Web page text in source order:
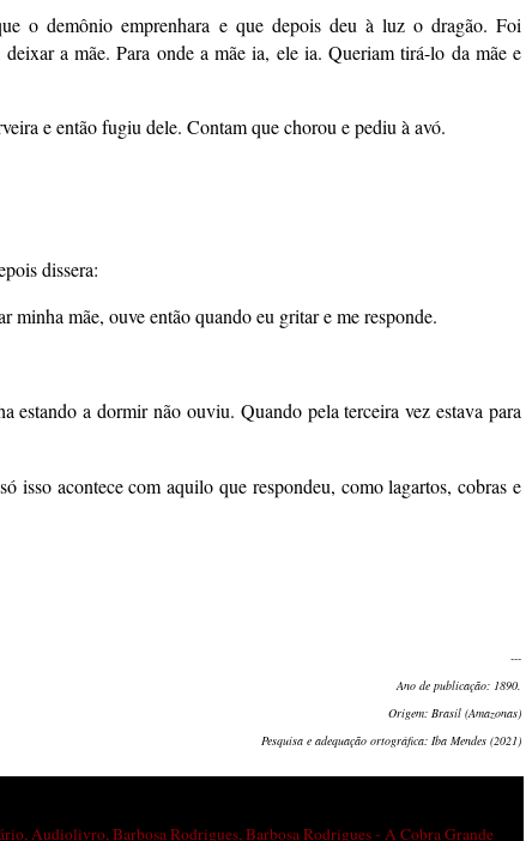
o demônio emprenhara e que depois deu à luz o dragão. Foi
a mãe. Para onde a mãe ia, ele ia. Queriam tirá-lo da mãe e
e então fugiu dele. Contam que chorou e pediu à avó.
dissera:
mãe, ouve então quando eu gritar e me responde.
estando a dormir não ouviu. Quando pela terceira vez estava para
isso acontece com aquilo que respondeu, como lagartos, cobras e
---
Ano de publicação: 1890.
Origem: Brasil (Amazonas)
Pesquisa e adequação ortográfica: Iba Mendes (2021)
,Audiolivro,Barbosa Rodrigues,Barbosa Rodrigues - A Cobra Grande